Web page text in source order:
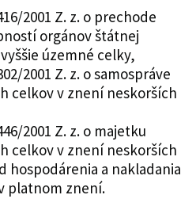
2001 Z. z. o prechode
orgánov štátnej
územné celky,
2001 Z. z. o samospráve
celkov v znení neskorších
2001 Z. z. o majetku
celkov v znení neskorších
hospodárenia a nakladania
platnom znení.